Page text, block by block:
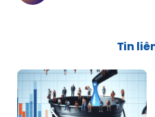
Tin